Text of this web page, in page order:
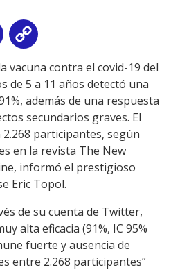
Email
Link
vacuna contra el covid-19 del
de 5 a 11 años detectó una
además de una respuesta
secundarios graves. El
participantes, según
en la revista The New
informó el prestigioso
Eric Topol.
de su cuenta de Twitter,
alta eficacia (91%, IC 95%
fuerte y ausencia de
entre 2.268 participantes”